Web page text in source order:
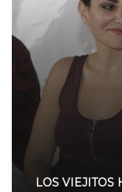
LOS VIEJITOS